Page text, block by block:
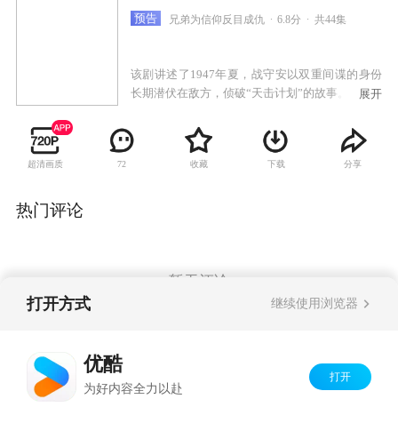
预告 兄弟为信仰反目成仇 6.8分 共44集
该剧讲述了1947年夏，战守安以双重间谍的身份
长期潜伏在敌方，侦破“天击计划”的故事。
展开
超清画质 72 收藏 下载 分享
热门评论
暂无评论
打开方式 继续使用浏览器
优酷
为好内容全力以赴
打开